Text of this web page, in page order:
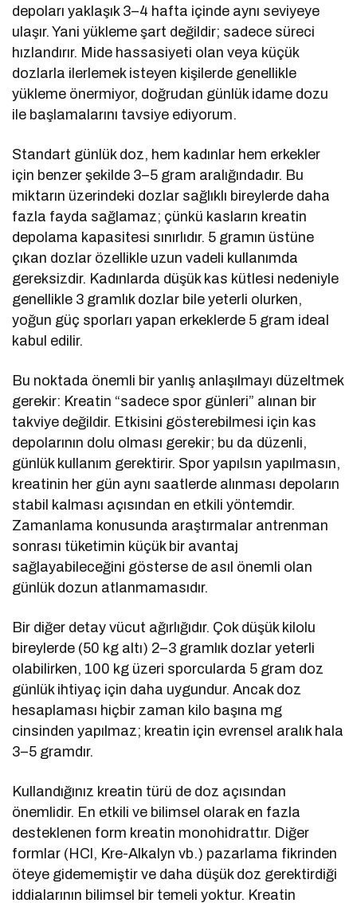
depoları yaklaşık 3–4 hafta içinde aynı seviyeye
ulaşır. Yani yükleme şart değildir; sadece süreci
hızlandırır. Mide hassasiyeti olan veya küçük
dozlarla ilerlemek isteyen kişilerde genellikle
yükleme önermiyor, doğrudan günlük idame dozu
ile başlamalarını tavsiye ediyorum.
Standart günlük doz, hem kadınlar hem erkekler
için benzer şekilde 3–5 gram aralığındadır. Bu
miktarın üzerindeki dozlar sağlıklı bireylerde daha
fazla fayda sağlamaz; çünkü kasların kreatin
depolama kapasitesi sınırlıdır. 5 gramın üstüne
çıkan dozlar özellikle uzun vadeli kullanımda
gereksizdir. Kadınlarda düşük kas kütlesi nedeniyle
genellikle 3 gramlık dozlar bile yeterli olurken,
yoğun güç sporları yapan erkeklerde 5 gram ideal
kabul edilir.
Bu noktada önemli bir yanlış anlaşılmayı düzeltmek
gerekir: Kreatin “sadece spor günleri” alınan bir
takviye değildir. Etkisini gösterebilmesi için kas
depolarının dolu olması gerekir; bu da düzenli,
günlük kullanım gerektirir. Spor yapılsın yapılmasın,
kreatinin her gün aynı saatlerde alınması depoların
stabil kalması açısından en etkili yöntemdir.
Zamanlama konusunda araştırmalar antrenman
sonrası tüketimin küçük bir avantaj
sağlayabileceğini gösterse de asıl önemli olan
günlük dozun atlanmamasıdır.
Bir diğer detay vücut ağırlığıdır. Çok düşük kilolu
bireylerde (50 kg altı) 2–3 gramlık dozlar yeterli
olabilirken, 100 kg üzeri sporcularda 5 gram doz
günlük ihtiyaç için daha uygundur. Ancak doz
hesaplaması hiçbir zaman kilo başına mg
cinsinden yapılmaz; kreatin için evrensel aralık hala
3–5 gramdır.
Kullandığınız kreatin türü de doz açısından
önemlidir. En etkili ve bilimsel olarak en fazla
desteklenen form kreatin monohidrattır. Diğer
formlar (HCl, Kre-Alkalyn vb.) pazarlama fikrinden
öteye gidememiştir ve daha düşük doz gerektirdiği
iddialarının bilimsel bir temeli yoktur. Kreatin